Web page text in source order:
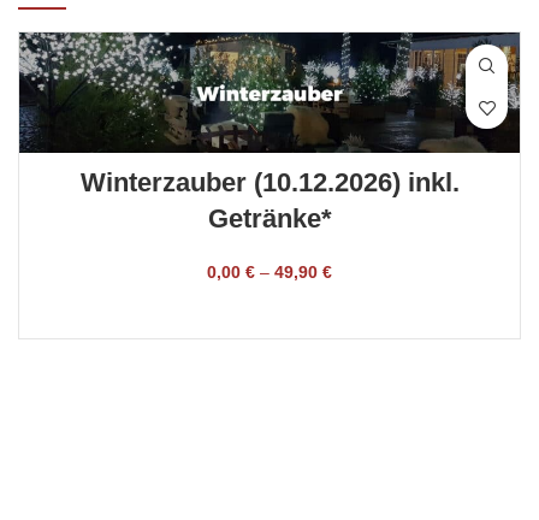
Winterzauber (10.12.2026) inkl.
Getränke*
0,00 € – 49,90 €